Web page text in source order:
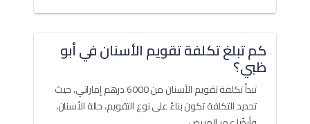
كم تبلغ تكلفة تقويم الأسنان في أبو
ظبي؟
تبدأ تكلفة تقويم الأسنان من 6000 درهم إماراتي، حيث
تحديد التكلفة تكون بناءً على نوع التقويم، حالة الأسنان،